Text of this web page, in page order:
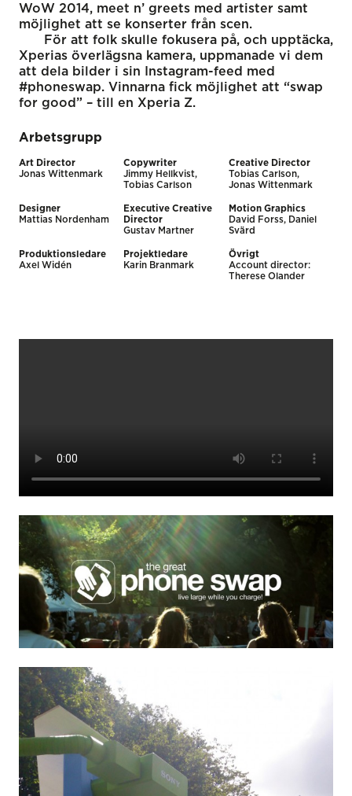
WoW 2014, meet n’ greets med artister samt
möjlighet att se konserter från scen.
För att folk skulle fokusera på, och upptäcka,
Xperias överlägsna kamera, uppmanade vi dem
att dela bilder i sin Instagram-feed med
#phoneswap. Vinnarna fick möjlighet att “swap
for good” – till en Xperia Z.
Arbetsgrupp
Art Director
Jonas Wittenmark
Copywriter
Jimmy Hellkvist,
Tobias Carlson
Creative Director
Tobias Carlson,
Jonas Wittenmark
Designer
Mattias Nordenham
Executive Creative
Director
Gustav Martner
Motion Graphics
David Forss, Daniel
Svärd
Produktionsledare
Axel Widén
Projektledare
Karin Branmark
Övrigt
Account director:
Therese Olander